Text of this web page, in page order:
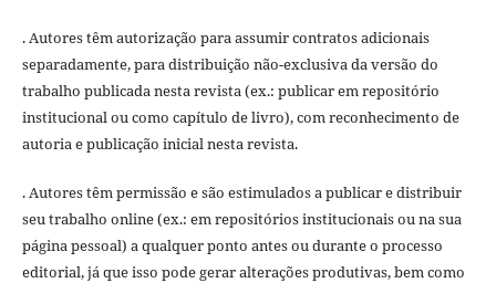
. Autores têm autorização para assumir contratos adicionais
separadamente, para distribuição não-exclusiva da versão do
trabalho publicada nesta revista (ex.: publicar em repositório
institucional ou como capítulo de livro), com reconhecimento de
autoria e publicação inicial nesta revista.
. Autores têm permissão e são estimulados a publicar e distribuir
seu trabalho online (ex.: em repositórios institucionais ou na sua
página pessoal) a qualquer ponto antes ou durante o processo
editorial, já que isso pode gerar alterações produtivas, bem como